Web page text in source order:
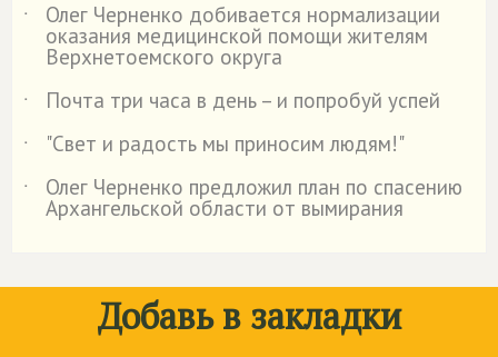
˙
Олег Черненко добивается нормализации
оказания медицинской помощи жителям
Верхнетоемского округа
˙
Почта три часа в день – и попробуй успей
˙
"Свет и радость мы приносим людям!"
˙
Олег Черненко предложил план по спасению
Архангельской области от вымирания
Добавь в закладки